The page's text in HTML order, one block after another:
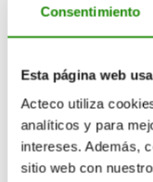
Consentimiento
Esta página web
Acteco utiliza
analíticos y para
intereses. Además,
sitio web con
Reciclaje
Residuos
Valorización de